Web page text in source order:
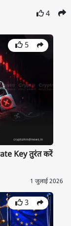
4
5
Key तुरंत करें
1 जुलाई 2026
3